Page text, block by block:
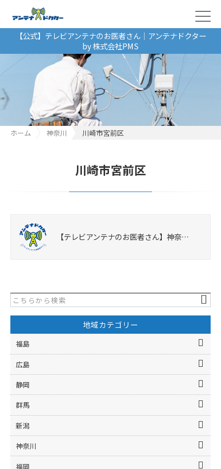
【公式】テレビアンテナのお医者さん｜アンテナドクター
by 株式会社PMS
ホーム 神奈川 川崎市宮前区
川崎市宮前区
【テレビアンテナのお医者さん】神奈…
地域カテゴリー
福島
広島
静岡
群馬
新潟
神奈川
福岡